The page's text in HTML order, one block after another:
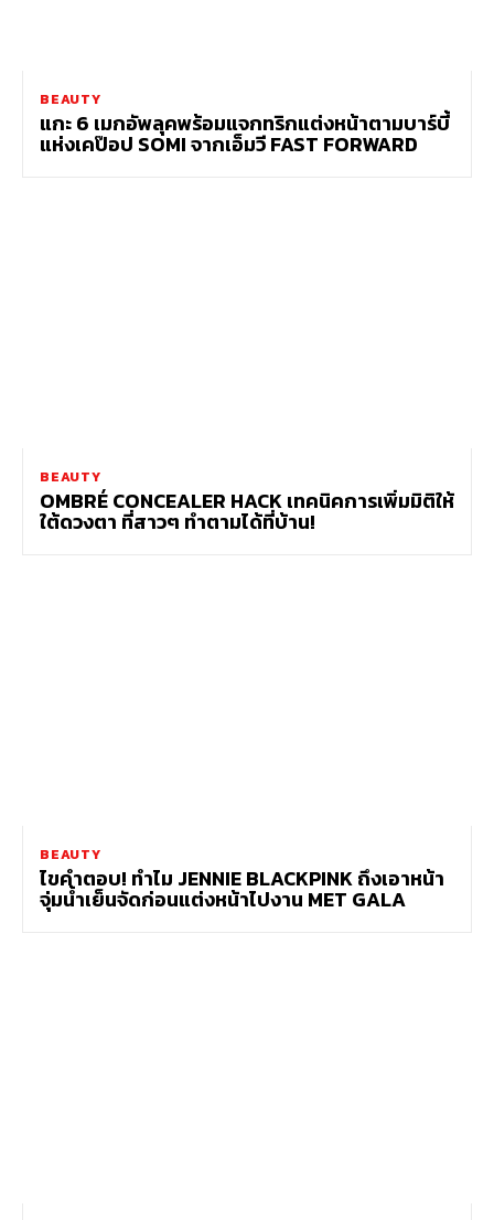
BEAUTY
แกะ 6 เมกอัพลุคพร้อมแจกทริกแต่งหน้าตามบาร์บี้
แห่งเคป๊อป SOMI จากเอ็มวี FAST FORWARD
BEAUTY
OMBRÉ CONCEALER HACK เทคนิคการเพิ่มมิติให้
ใต้ดวงตา ที่สาวๆ ทำตามได้ที่บ้าน!
BEAUTY
ไขคำตอบ! ทำไม JENNIE BLACKPINK ถึงเอาหน้า
จุ่มน้ำเย็นจัดก่อนแต่งหน้าไปงาน MET GALA